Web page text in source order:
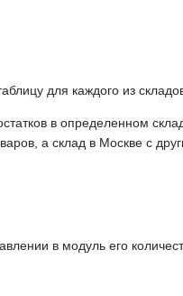
для каждого из
в определенном
а склад в Москве с
в модуль его